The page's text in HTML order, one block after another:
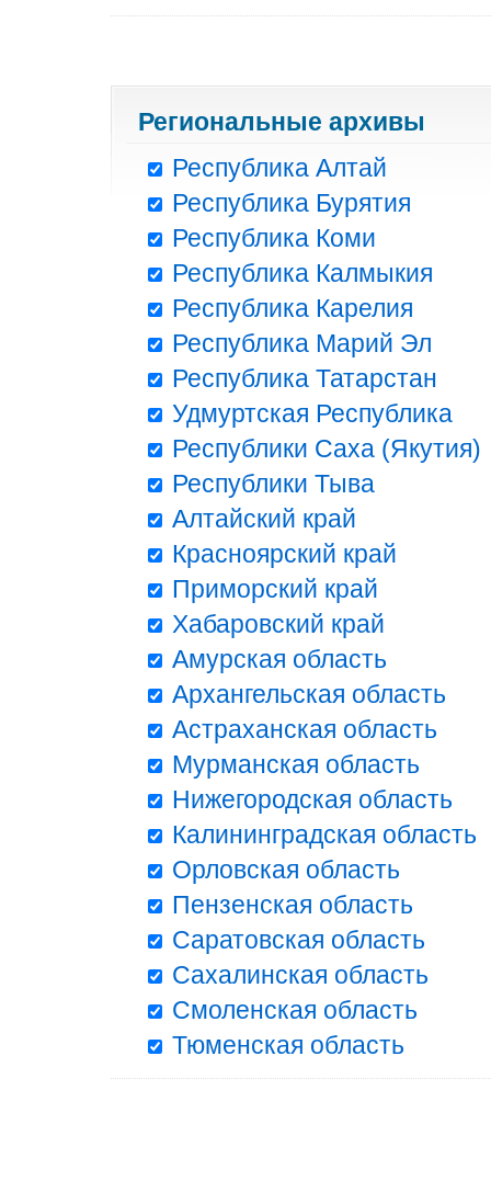
Региональные архивы
Республика Алтай
Республика Бурятия
Республика Коми
Республика Калмыкия
Республика Карелия
Республика Марий Эл
Республика Татарстан
Удмуртская Республика
Республики Саха (Якутия)
Республики Тыва
Алтайский край
Красноярский край
Приморский край
Хабаровский край
Амурская область
Архангельская область
Астраханская область
Мурманская область
Нижегородская область
Калининградская область
Орловская область
Пензенская область
Саратовская область
Сахалинская область
Смоленская область
Тюменская область